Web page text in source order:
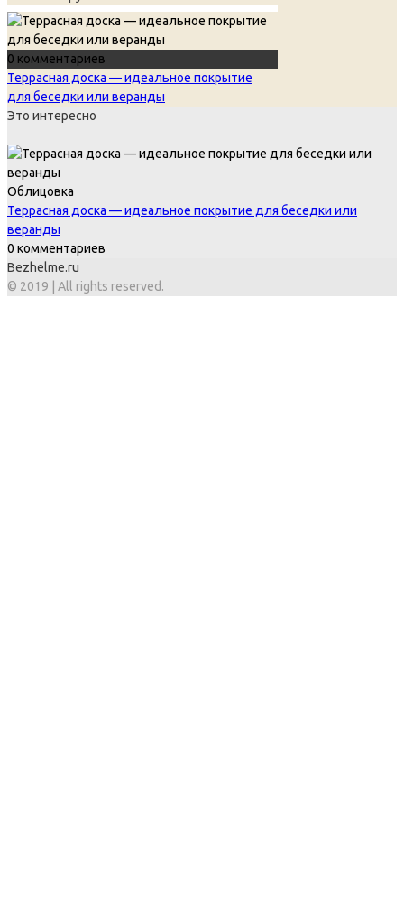
0 комментариев
Террасная доска — идеальное покрытие
для беседки или веранды
Это интересно
Облицовка
Террасная доска — идеальное покрытие для беседки или
веранды
0 комментариев
Bezhelme.ru
© 2019 | All rights reserved.